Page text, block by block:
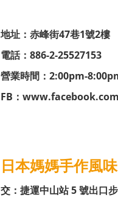
地址：赤峰街47巷1號2樓
電話：886-2-25527153
營業時間：2:00pm-
FB：
日本媽媽手作風
交：捷運中山站 5 號出口